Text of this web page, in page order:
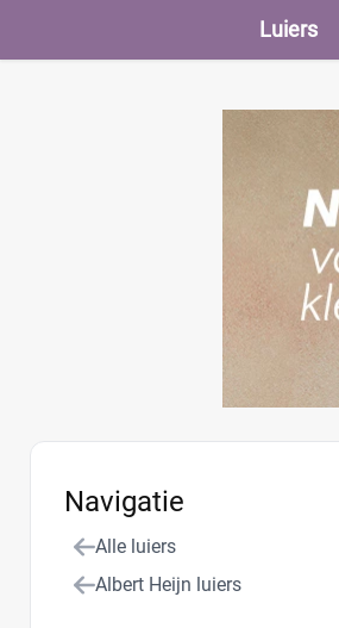
Luiers
Navigatie
Alle luiers
Albert Heijn luiers